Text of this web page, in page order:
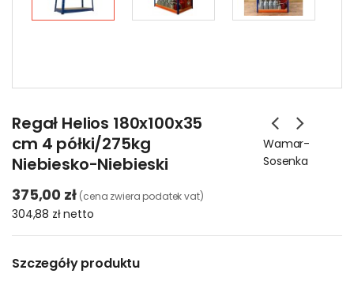
Regał Helios 180x100x35
cm 4 półki/275kg
Niebiesko-Niebieski
Wamar-
Sosenka
375,00 zł (cena zwiera podatek vat)
304,88 złnetto
Szczegóły produktu